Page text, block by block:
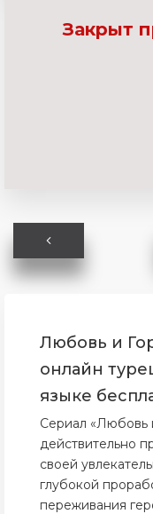
Закрыт
Любовь и
онлайн
языке
Сериал «Любовь
действительно
своей
глубокой
переживания